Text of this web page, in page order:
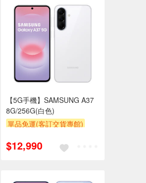
【5G手機】SAMSUNG A37
8G/256G(白色)
單品免運(客訂交貨專館)
$12,990